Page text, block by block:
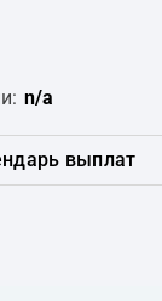
n/a
выплат